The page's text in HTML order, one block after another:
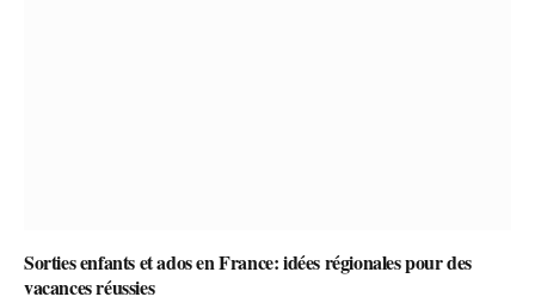
Sorties enfants et ados en France: idées régionales pour des
vacances réussies